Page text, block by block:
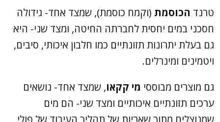
טרנד הכוסמת (וקמח כוסמת), שמצד אחד- גידולה
חסכני במים יחסית לחברתה החיטה, ומצד שני- היא
גם בעלת יתרונות תזונתיים כמו חלבון איכותי, סיבים,
ויטמינים ומינרלים.
גם מוצרים מבוססי מי קקאו, שמצד אחד- נושאים
ערכים תזונתיים איכותיים ומצד שני- הם מים
שמנוצלים מתוך שאריות של תהליך העיבוד של פולי